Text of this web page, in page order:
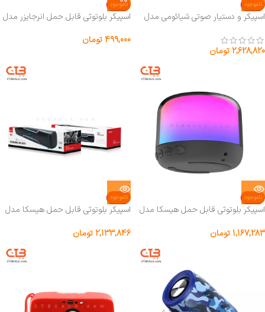
ناموجود
اسپیکر و دستیار صوتی شیائومی مدل
2,628,820تومان
ناموجود
اسپیکر بلوتوثی قابل حمل انرجایزر مدل
499,000تومان
ناموجود
اسپیکر بلوتوثی قابل حمل هیسکا مدل
1,167,283تومان
ناموجود
اسپیکر بلوتوثی قابل حمل هیسکا مدل
2,133,846تومان